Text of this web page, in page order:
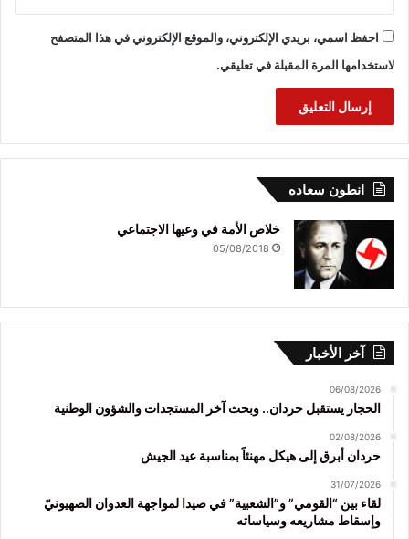
احفظ اسمي، بريدي الإلكتروني، والموقع الإلكتروني في هذا المتصفح
لاستخدامها المرة المقبلة في تعليقي.
انطون سعاده
خلاص الأمة في وعيها الاجتماعي
05/08/2018
آخر الأخبار
06/08/2026
الحجار يستقبل حردان.. وبحث آخر المستجدات والشؤون الوطنية
02/08/2026
حردان أبرق إلى هيكل مهنئاً بمناسبة عيد الجيش
31/07/2026
لقاء بين “القومي” و”الشعبية” في صيدا لمواجهة العدوان الصهيونيّ
وإسقاط مشاريعه وسياساته